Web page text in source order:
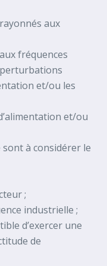
aux
fréquences
et/ou les
et/ou
sont à considérer le
;
industrielle ;
d’exercer une
de